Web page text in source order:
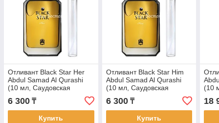
Отливант Black Star Her
Abdul Samad Al Qurashi
(10 мл, Саудовская
Аравия)
6 300 ₸
Купить
Отливант Black Star Him
Abdul Samad Al Qurashi
(10 мл, Саудовская
Аравия)
6 300₸
Купить
(10
18